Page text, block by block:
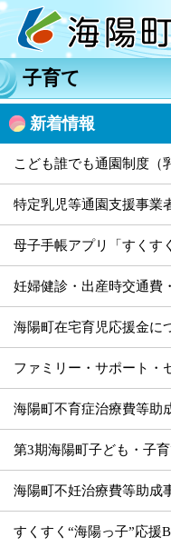
子育て
新着情報
こども誰でも通園制度（
妊婦健診・出産時交通費
海陽町在宅育児応援金に
ファミリー・サポート・
海陽町不育症治療費等助
第3期海陽町子ども・子
海陽町不妊治療費等助成
すくすく“海陽っ子”応援